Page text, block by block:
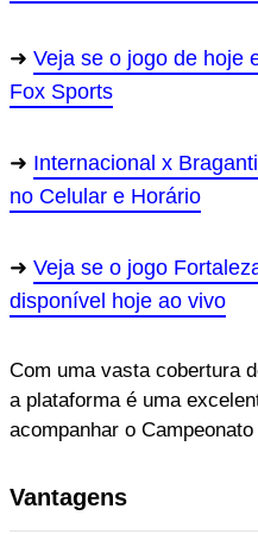
Veja se o jogo de hoje
Fox Sports
Internacional x
no Celular e Horário
Veja se o jogo
disponível hoje ao vivo
Com uma vasta cobertura
a plataforma é uma
acompanhar o
Vantagens